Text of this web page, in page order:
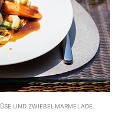
UND ZWIEBELMARMELADE.